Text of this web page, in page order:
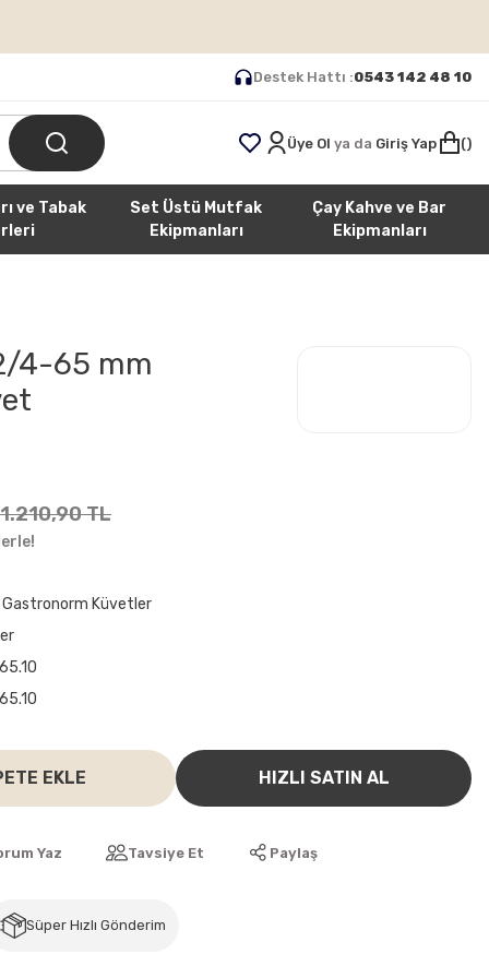
Destek Hattı :0543 142 48 10
Üye Ol ya da Giriş Yap
ve Tabak
Set Üstü Mutfak
Ekipmanları
Çay Kahve ve Bar
Ekipmanları
4-65 mm
1.210,90 TL
Küvetler
EKLE HIZLI SATIN AL
Yaz Tavsiye Et Paylaş
Süper Hızlı Gönderim